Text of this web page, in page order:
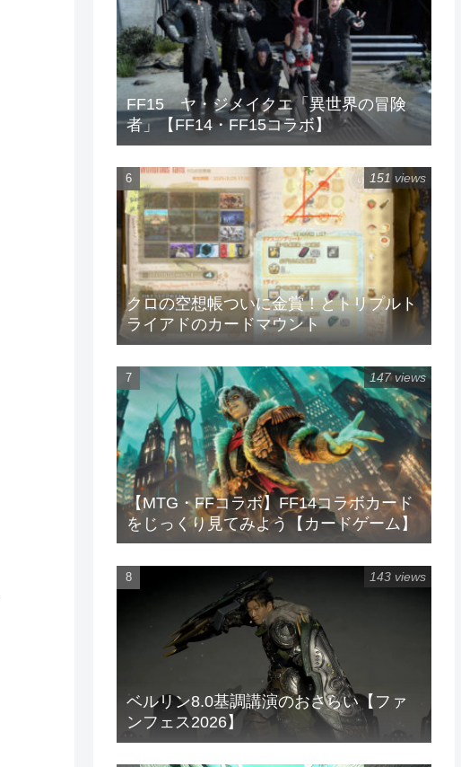
FF15 ヤ・ジメイクエ「異世界の冒険
者」【FF14・FF15コラボ】
クロの空想帳ついに金賞！とトリプルト
ライアドのカードマウント
151 views
【MTG・FFコラボ】FF14コラボカード
をじっくり見てみよう【カードゲーム】
147 views
ベルリン8.0基調講演のおさらい【ファ
ンフェス2026】
143 views